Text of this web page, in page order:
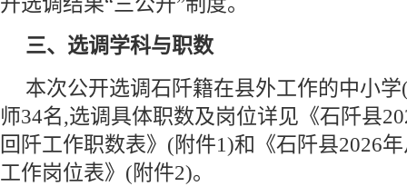
三、选调学科与职数
本次公开选调石阡籍在县外工作的中小
师34名,选调具体职数及岗位详见《石阡县
回阡工作职数表》(附件1)和《石阡县2026
工作岗位表》(附件2)。